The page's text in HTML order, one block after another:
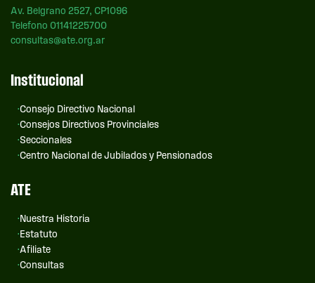
Av. Belgrano 2527, CP1096
Telefono 01141225700
consultas@ate.org.ar
Institucional
Consejo Directivo Nacional
Consejos Directivos Provinciales
Seccionales
Centro Nacional de Jubilados y Pensionados
ATE
Nuestra Historia
Estatuto
Afiliate
Consultas